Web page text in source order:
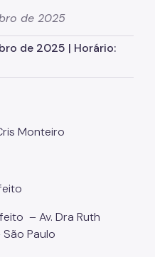
de 2025
de 2025 | Horário:
Monteiro
– Av. Dra Ruth
Paulo